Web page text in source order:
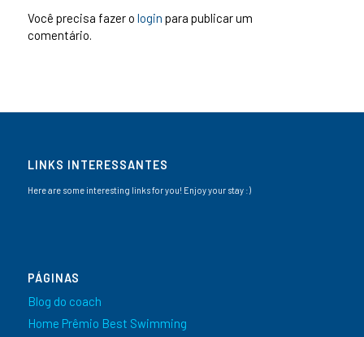
Você precisa fazer o login para publicar um
comentário.
LINKS INTERESSANTES
Here are some interesting links for you! Enjoy your stay :)
PÁGINAS
Blog do coach
Home Prêmio Best Swimming